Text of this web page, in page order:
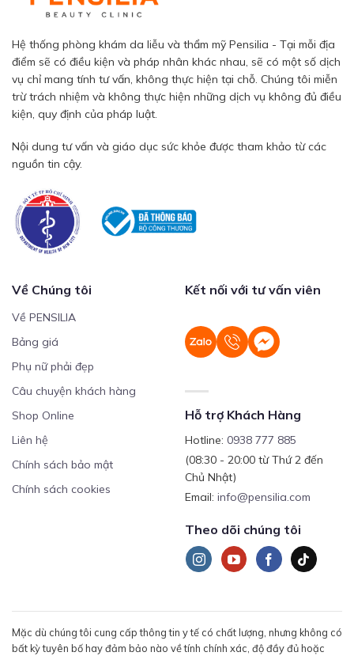
Hệ thống phòng khám da liễu và thẩm mỹ Pensilia - Tại mỗi địa
điểm sẽ có điều kiện và pháp nhân khác nhau, sẽ có một số dịch
vụ chỉ mang tính tư vấn, không thực hiện tại chỗ. Chúng tôi miễn
trừ trách nhiệm và không thực hiện những dịch vụ không đủ điều
kiện, quy định của pháp luật.
Nội dung tư vấn và giáo dục sức khỏe được tham khảo từ các
nguồn tin cậy.
Về Chúng tôi
Về PENSILIA
Bảng giá
Phụ nữ phải đẹp
Câu chuyện khách hàng
Shop Online
Liên hệ
Chính sách bảo mật
Chính sách cookies
Kết nối với tư vấn viên
Hỗ trợ Khách Hàng
Hotline: 0938 777 885
(08:30 - 20:00 từ Thứ 2 đến
Chủ Nhật)
Email: info@pensilia.com
Theo dõi chúng tôi
Mặc dù chúng tôi cung cấp thông tin y tế có chất lượng, nhưng không có
bất kỳ tuyên bố hay đảm bảo nào về tính chính xác, độ đầy đủ hoặc